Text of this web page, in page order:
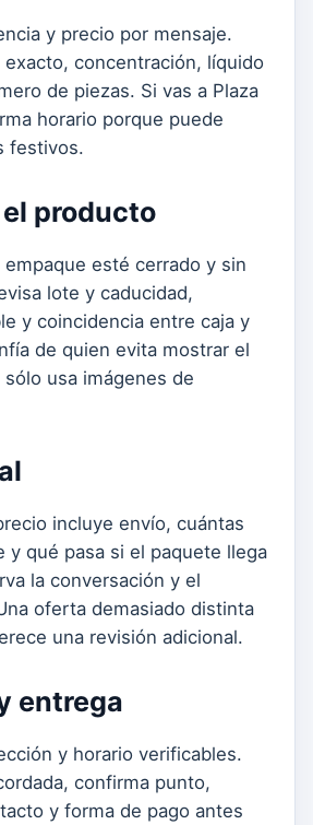
y precio por mensaje.
exacto, concentración, líquido
de piezas. Si vas a Plaza
horario porque puede
festivos.
producto
empaque esté cerrado y sin
lote y caducidad,
y coincidencia entre caja y
de quien evita mostrar el
usa imágenes de
incluye envío, cuántas
y qué pasa si el paquete llega
la conversación y el
oferta demasiado distinta
una revisión adicional.
entrega
y horario verificables.
confirma punto,
y forma de pago antes